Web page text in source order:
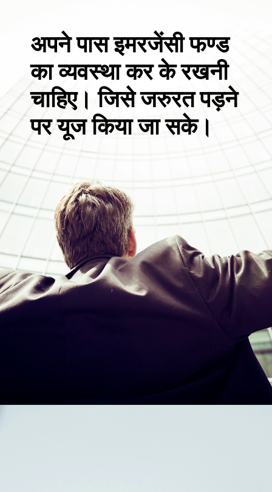
अपने पास इमरजेंसी फण्ड
का व्यवस्था कर के रखनी
चाहिए। जिसे जरुरत पड़ने
पर यूज किया जा सके।